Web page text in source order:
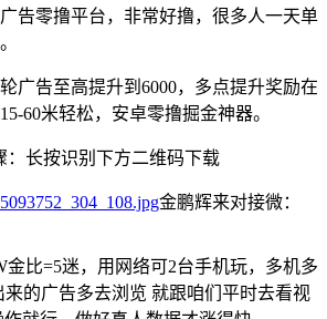
告零撸平台，非常好撸，很多人一天单
广告至高提升到6000，多点提升奖励在
60米轻松，安卓零撸掘金神器。
：长按识别下方二维码下载
金鹏辉来对接微：
金比=5迷，用网络可2台手机玩，多机多
来的广告多去浏览 就跟咱们平时去看视